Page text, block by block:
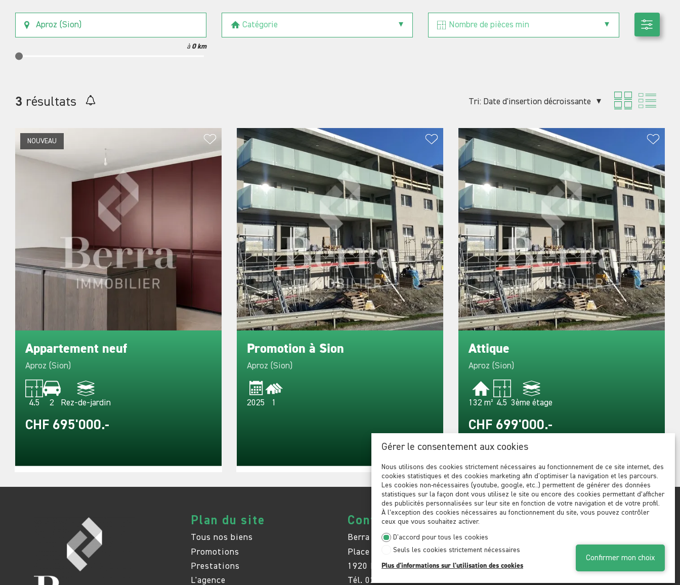
Aproz (Sion)
à 0 km
Catégorie Nombre de pièces min
3 résultats Tri: Date d'insertion décroissante
NOUVEAU
Appartement neuf
Aproz (Sion)
4.5 2 Rez-de-jardin
CHF 695'000.-
Promotion à Sion
Aproz (Sion)
2025 1
Attique
Aproz (Sion)
132 m² 4.5 3ème étage
CHF 699'000.-
Plan du site
Tous nos biens
Promotions
Prestations
L'agence
Contactez-nous
Berra Immobilier SA
Place de Pré-de-Foire 26
1920 Martigny
Tél. 027 565 85 55
Gérer le consentement aux cookies
Nous utilisons des cookies strictement nécessaires au fonctionnement de ce site internet, des
cookies statistiques et des cookies marketing afin d'optimiser la navigation et les parcours.
Les cookies non-nécessaires (youtube, google, etc..) permettent de générer des données
statistiques sur la façon dont vous utilisez le site ou encore des cookies permettant d’afficher
des publicités personnalisées sur leur site en fonction de votre navigation et de votre profil.
À l’exception des cookies nécessaires au fonctionnement du site, vous pouvez contrôler
ceux que vous souhaitez activer.
D'accord pour tous les cookies
Seuls les cookies strictement nécessaires
Plus d'informations sur l'utilisation des cookies
Confirmer mon choix